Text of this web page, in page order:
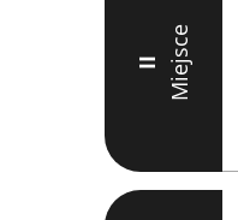
II Miejsce